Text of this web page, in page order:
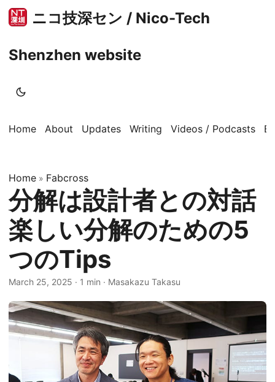
ニコ技深セン / Nico-Tech
Shenzhen website
Home About Updates Writing Videos / Podcasts
Home » Fabcross
分解は設計者との対話
楽しい分解のための5
つのTips
March 25, 2025 · 1 min · Masakazu Takasu